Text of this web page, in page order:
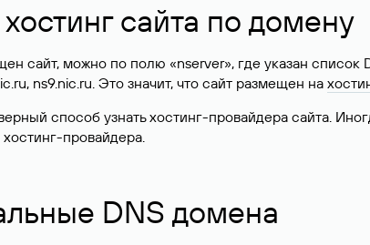
сайта по домену
сайт, можно по полю «nserver», где указан
ns9.nic.ru. Это значит, что сайт размещен на
способ узнать хостинг-провайдера сайта.
провайдера.
DNS домена